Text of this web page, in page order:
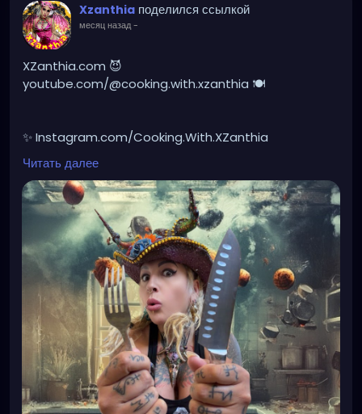
Xzanthia поделился ссылкой
месяц назад-
XZanthia.com 😈
youtube.com/@cooking.with.xzanthia 🍽️
✨ Instagram.com/Cooking.With.XZanthia
🥕 facebook.com/Cooking.With.XZanthia
Healthy doesn’t have to be boring, it can be creepy!
I love creating unique recipes made with real spooky
ingredients, packed with devilish flavor, and simple
enough to enjoy any day of the week to
accompany your existential crisis. Whether it’s
carcass cookies, doom brownies, battered breads,
crazy chips, or forbidden frozen treats, I’m always
experimenting with disturbingly healthier ways to
satisfy your dark cravings. Which recipe should I
make next?
Читать далее